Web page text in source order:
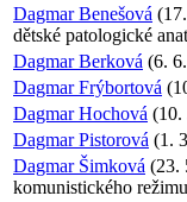
Dagmar Benešová
dětské patologické
Dagmar Berková (6.
Dagmar Frýbortová
Dagmar Hochová (10.
Dagmar Pistorová (1.
Dagmar Šimková (23.
komunistického